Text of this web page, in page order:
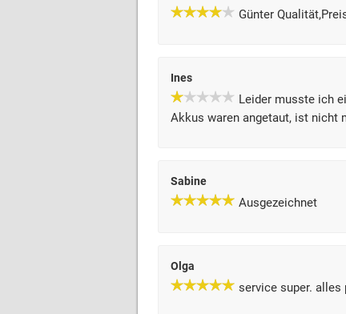
Günter
Ines
Leider musste ich
Akkus waren angetaut, ist nicht
Sabine
Ausgezeichnet
Olga
service super. alles